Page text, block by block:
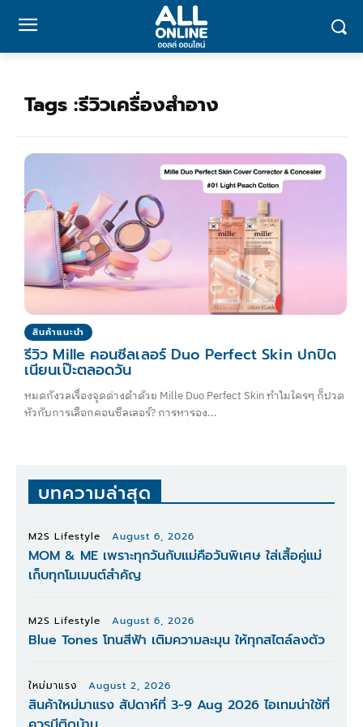
Tags :รีวิวเครื่องสำอาง
สินค้าแนะนำ
รีวิว Mille คอนซีลเลอร์ Duo Perfect Skin ปกปิด
เนียนเป๊ะตลอดวัน
หมดกังวลเรื่องจุดด่างดำด้วย Mille Duo Perfect Skin ทำไมใครๆ ก็ปวด
หัวกับการเลือกคอนซีลเลอร์? การหารอง...
บทความล่าสุด
M2S Lifestyle August 6, 2026
MOM & ME เพราะทุกวันกับแม่คือวันพิเศษ ใส่เสื้อคู่แม่
เก็บทุกโมเมนต์สำคัญ
M2S Lifestyle August 6, 2026
Blue Tones โทนสีฟ้า เติมความละมุน ให้ทุกสไตล์ลงตัว
ใหม่มาแรง August 2, 2026
สินค้าใหม่มาแรง สัปดาห์ที่ 3-9 Aug 2026 ไอเทมน่าใช้ที่